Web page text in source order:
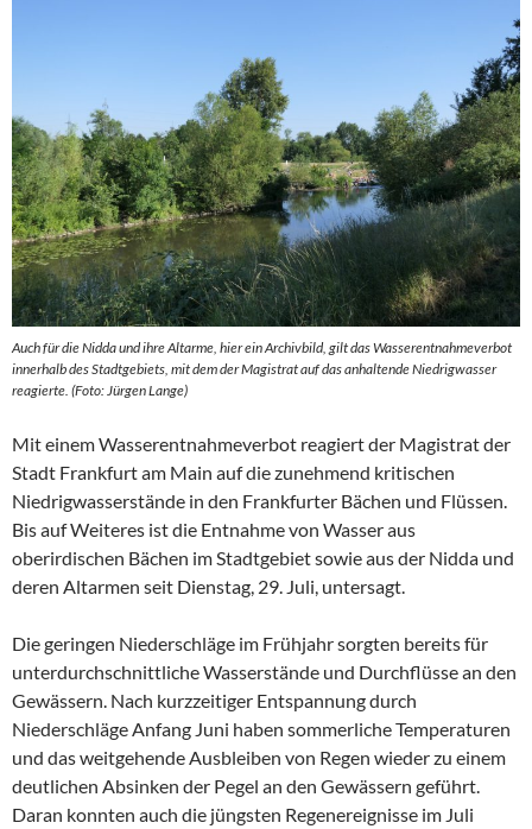
Auch für die Nidda und ihre Altarme, hier ein Archivbild, gilt das Wasserentnahmeverbot
innerhalb des Stadtgebiets, mit dem der Magistrat auf das anhaltende Niedrigwasser
reagierte. (Foto: Jürgen Lange)
Mit einem Wasserentnahmeverbot reagiert der Magistrat der
Stadt Frankfurt am Main auf die zunehmend kritischen
Niedrigwasserstände in den Frankfurter Bächen und Flüssen.
Bis auf Weiteres ist die Entnahme von Wasser aus
oberirdischen Bächen im Stadtgebiet sowie aus der Nidda und
deren Altarmen seit Dienstag, 29. Juli, untersagt.
Die geringen Niederschläge im Frühjahr sorgten bereits für
unterdurchschnittliche Wasserstände und Durchflüsse an den
Gewässern. Nach kurzzeitiger Entspannung durch
Niederschläge Anfang Juni haben sommerliche Temperaturen
und das weitgehende Ausbleiben von Regen wieder zu einem
deutlichen Absinken der Pegel an den Gewässern geführt.
Daran konnten auch die jüngsten Regenereignisse im Juli